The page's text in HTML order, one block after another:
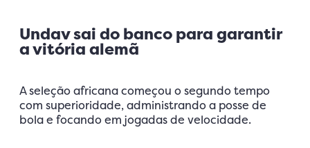
Undav sai do banco para garantir
a vitória alemã
A seleção africana começou o segundo tempo
com superioridade, administrando a posse de
bola e focando em jogadas de velocidade.